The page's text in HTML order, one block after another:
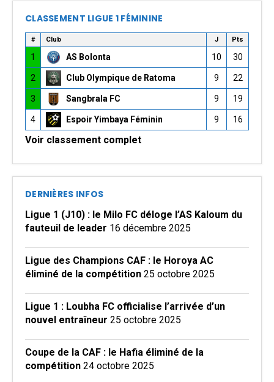
CLASSEMENT LIGUE 1 FÉMININE
# Club J Pts
1 AS Bolonta 10 30
2 Club Olympique de Ratoma 9 22
3 Sangbrala FC 9 19
4 Espoir Yimbaya Féminin 9 16
Voir classement complet
DERNIÈRES INFOS
Ligue 1 (J10) : le Milo FC déloge l’AS Kaloum du
fauteuil de leader 16 décembre 2025
Ligue des Champions CAF : le Horoya AC
éliminé de la compétition 25 octobre 2025
Ligue 1 : Loubha FC officialise l’arrivée d’un
nouvel entraîneur 25 octobre 2025
Coupe de la CAF : le Hafia éliminé de la
compétition 24 octobre 2025